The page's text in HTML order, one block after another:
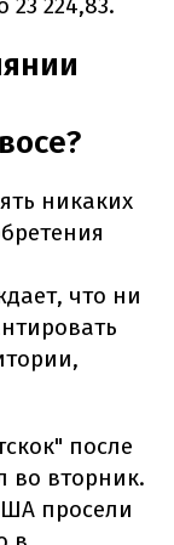
никаких
что ни
после
во вторник.
просели